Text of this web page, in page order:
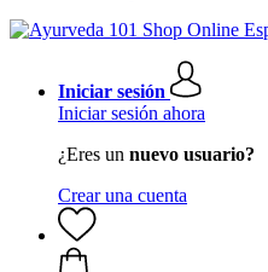
Iniciar sesión
Iniciar sesión ahora
¿Eres un nuevo usuario?
Crear una cuenta